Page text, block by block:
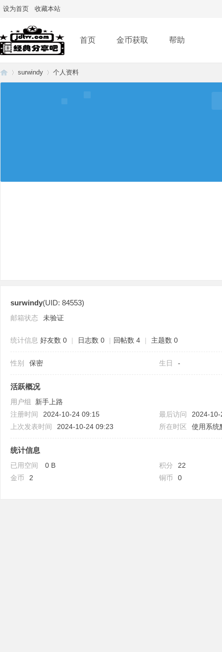
设为首页 收藏本站
首页 金币获取 帮助
surwindy 个人资料
surwindy(UID: 84553)
邮箱状态 未验证
统计信息 好友数 0 | 日志数 0 | 回帖数 4 | 主题数 0
性别 保密 生日 -
活跃概况
用户组 新手上路
注册时间
2024-10-24 09:15 最后访问
2024-
上次发表时间
2024-10-24 09:23 所在时区 使用系统
统计信息
已用空间 0 B 积分
22
金币
2 铜币 0